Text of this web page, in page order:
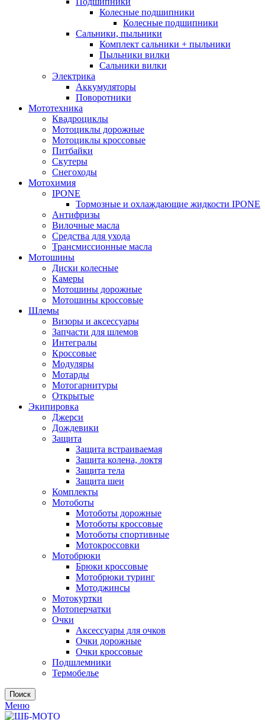
Колесные подшипники
Колесные подшипники
Сальники, пыльники
Комплект сальники + пыльники
Пыльники вилки
Сальники вилки
Электрика
Аккумуляторы
Поворотники
Мототехника
Квадроциклы
Мотоциклы дорожные
Мотоциклы кроссовые
Питбайки
Скутеры
Снегоходы
Мотохимия
IPONE
Тормозные и охлаждающие жидкости IPONE
Антифризы
Вилочные масла
Средства для ухода
Трансмиссионные масла
Мотошины
Диски колесные
Камеры
Мотошины дорожные
Мотошины кроссовые
Шлемы
Визоры и аксессуары
Запчасти для шлемов
Интегралы
Кроссовые
Модуляры
Мотарды
Мотогарнитуры
Открытые
Экипировка
Джерси
Дождевики
Защита
Защита встраиваемая
Защита колена, локтя
Защита тела
Защита шеи
Комплекты
Мотоботы
Мотоботы дорожные
Мотоботы кроссовые
Мотоботы спортивные
Мотокроссовки
Мотобрюки
Брюки кроссовые
Мотобрюки туринг
Мотоджинсы
Мотокуртки
Мотоперчатки
Очки
Аксессуары для очков
Очки дорожные
Очки кроссовые
Подшлемники
Термобелье
Поиск
Меню